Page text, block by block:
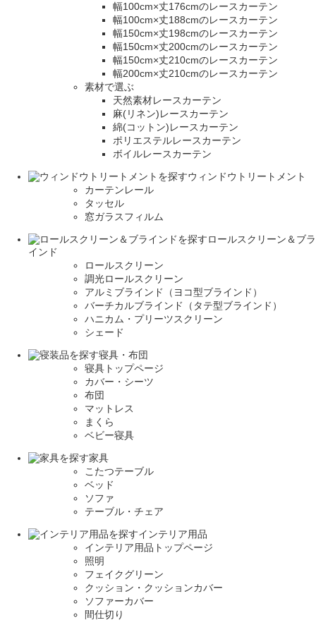
幅100cm×丈176cmのレースカーテン
幅100cm×丈188cmのレースカーテン
幅150cm×丈198cmのレースカーテン
幅150cm×丈200cmのレースカーテン
幅150cm×丈210cmのレースカーテン
幅200cm×丈210cmのレースカーテン
素材で選ぶ
天然素材レースカーテン
麻(リネン)レースカーテン
綿(コットン)レースカーテン
ポリエステルレースカーテン
ボイルレースカーテン
ウィンドウトリートメント
カーテンレール
タッセル
窓ガラスフィルム
ロールスクリーン＆ブラ
インド
ロールスクリーン
調光ロールスクリーン
アルミブラインド（ヨコ型ブラインド）
バーチカルブラインド（タテ型ブラインド）
ハニカム・プリーツスクリーン
シェード
寝具・布団
寝具トップページ
カバー・シーツ
布団
マットレス
まくら
ベビー寝具
家具
こたつテーブル
ベッド
ソファ
テーブル・チェア
インテリア用品
インテリア用品トップページ
照明
フェイクグリーン
クッション・クッションカバー
ソファーカバー
間仕切り